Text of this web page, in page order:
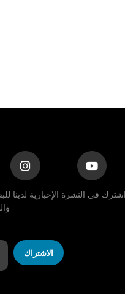
في النشرة الإخبارية لدينا
الاشتراك